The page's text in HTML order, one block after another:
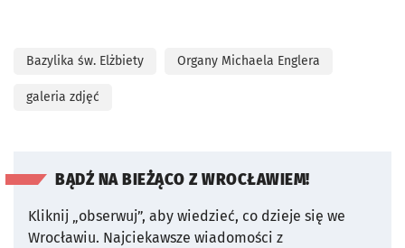
Bazylika św. Elżbiety Organy Michaela Englera
galeria zdjęć
BĄDŹ NA BIEŻĄCO Z WROCŁAWIEM!
Kliknij „obserwuj”, aby wiedzieć, co dzieje się we
Wrocławiu. Najciekawsze wiadomości z